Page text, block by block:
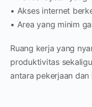
• Akses internet
• Area yang minim
Ruang kerja yang
produktivitas
antara pekerjaan